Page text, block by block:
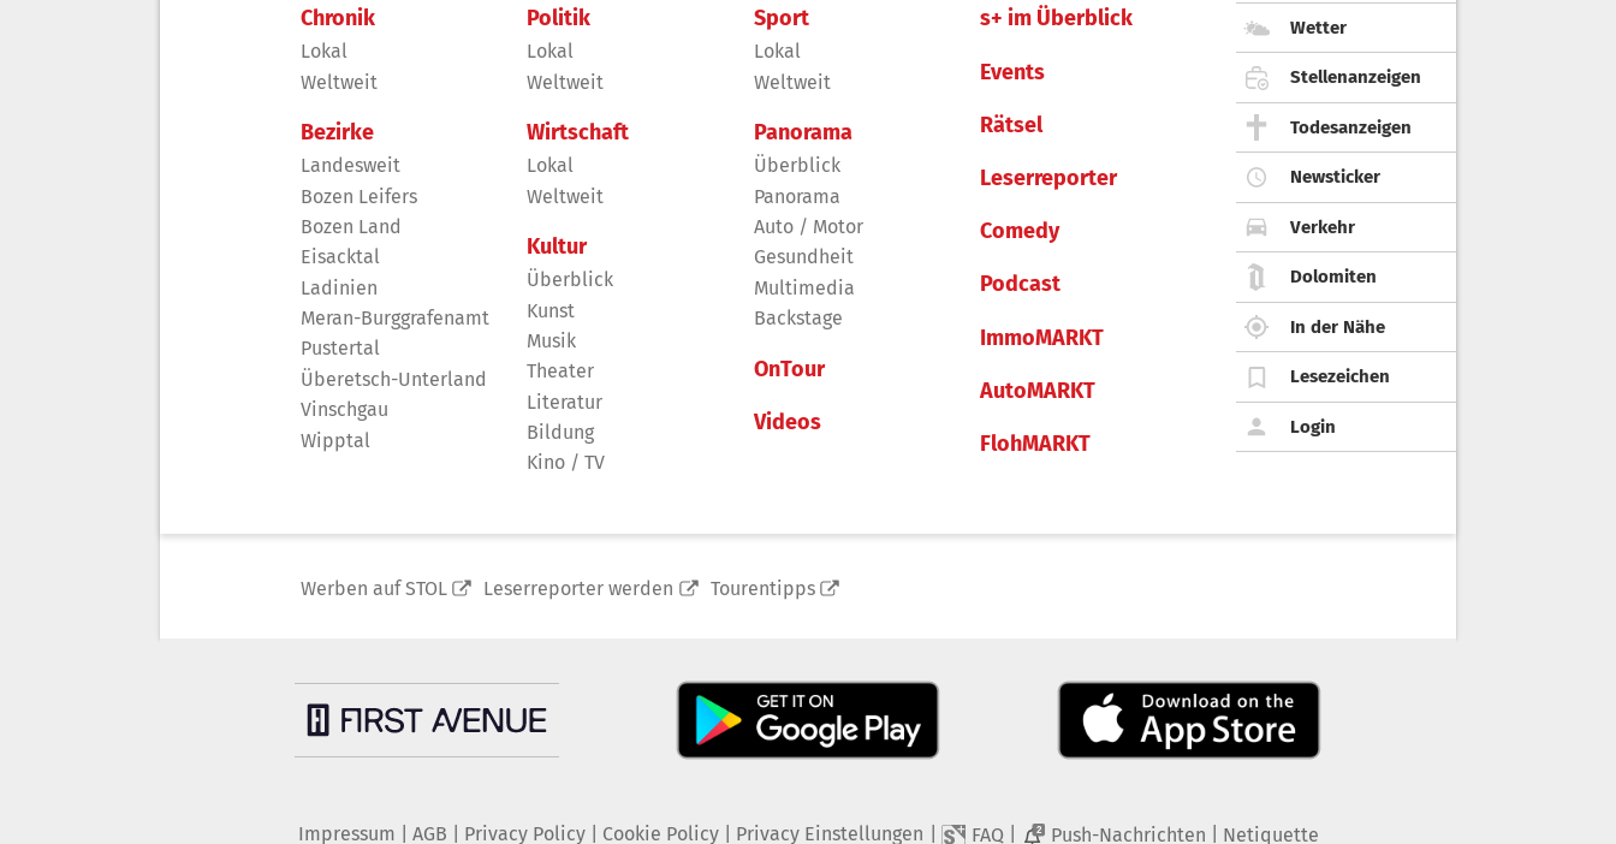
Chronik
Lokal
Weltweit
Bezirke
Landesweit
Bozen Leifers
Bozen Land
Eisacktal
Ladinien
Meran-Burggrafenamt
Pustertal
Überetsch-Unterland
Vinschgau
Wipptal
Politik
Lokal
Weltweit
Wirtschaft
Lokal
Weltweit
Kultur
Überblick
Kunst
Musik
Theater
Literatur
Bildung
Kino / TV
Sport
Lokal
Weltweit
Panorama
Überblick
Panorama
Auto / Motor
Gesundheit
Multimedia
Backstage
OnTour
Videos
s+ im Überblick
Events
Rätsel
Leserreporter
Comedy
Podcast
ImmoMARKT
AutoMARKT
FlohMARKT
Wetter
Stellenanzeigen
Todesanzeigen
Newsticker
Verkehr
Dolomiten
In der Nähe
Lesezeichen
Login
Werben auf STOL Leserreporter werden Tourentipps
Impressum AGB Privacy Policy| Cookie Policy| Privacy Einstellungen FAQ 2 Push-Nachrichten Netiquette